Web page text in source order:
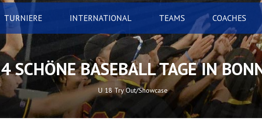
TURNIERE INTERNATIONAL TEAMS COACHES
4 SCHÖNE BASEBALL TAGE IN
U 18 Try Out/Showcase